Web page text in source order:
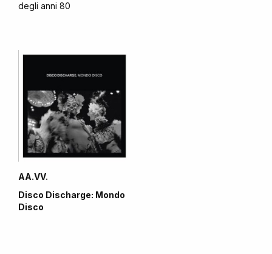
degli anni 80
AA.VV.
Disco Discharge: Mondo
Disco